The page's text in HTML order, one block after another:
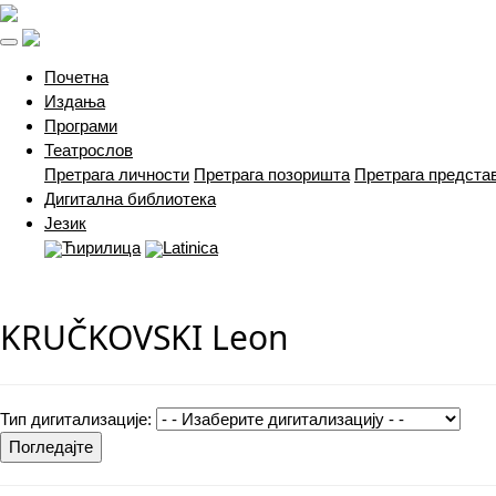
Почетна(current)
Издања
Програми
Театрослов
Претрага личности Претрага позоришта Претрага
Дигитална библиотека
Језик
Ћирилица
Latinica
KRUČKOVSKI Leon
Тип дигитализације:
Погледајте